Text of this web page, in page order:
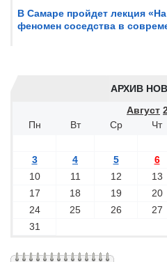
В Самаре пройдет лекция
феномен соседства в
АРХИВ
Август
Пн
Вт Ср Чт
3
4 5 6
10
11 12 13
17
18 19 20
24
25 26 27
31